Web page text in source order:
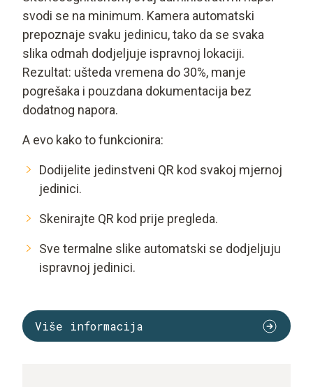
svodi se na minimum. Kamera automatski
prepoznaje svaku jedinicu, tako da se svaka
slika odmah dodjeljuje ispravnoj lokaciji.
Rezultat: ušteda vremena do 30%, manje
pogrešaka i pouzdana dokumentacija bez
dodatnog napora.
A evo kako to funkcionira:
Dodijelite jedinstveni QR kod svakoj mjernoj
jedinici.
Skenirajte QR kod prije pregleda.
Sve termalne slike automatski se dodjeljuju
ispravnoj jedinici.
Više informacija